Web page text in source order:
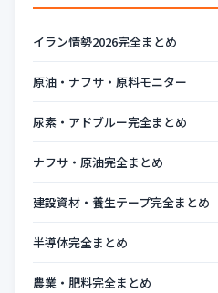
イラン情勢2026完全まとめ
原油・ナフサ・原料モニター
尿素・アドブルー完全まとめ
ナフサ・原油完全まとめ
建設資材・養生テープ完全まとめ
半導体完全まとめ
農業・肥料完全まとめ